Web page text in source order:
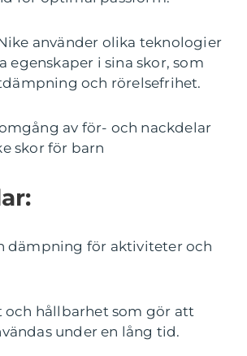
använder olika teknologier
egenskaper i sina skor, som
och rörelsefrihet.
av för- och nackdelar
skor för barn
dämpning för aktiviteter och
och hållbarhet som gör att
under en lång tid.